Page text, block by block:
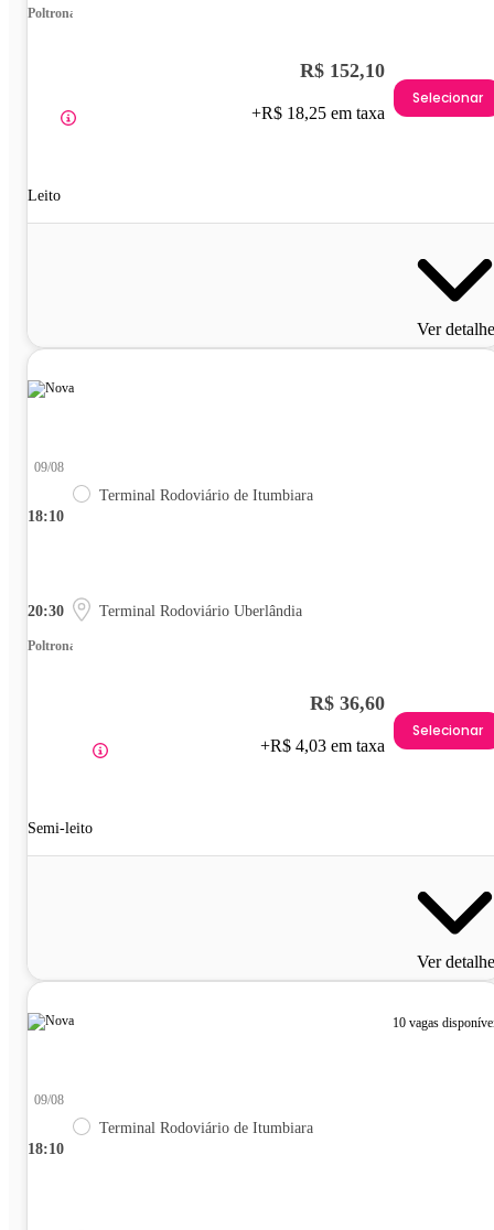
Poltrona
Leito
R$ 152,10
+R$ 18,25 em taxa
Selecionar
Ver
18:10
09/08
Terminal Rodoviário de Itumbiara
20:30 Terminal Rodoviário Uberlândia
Poltrona
Semi-leito
R$ 36,60
+R$ 4,03 em taxa
Selecionar
Ver
10 vagas
18:10
09/08
Terminal Rodoviário de Itumbiara